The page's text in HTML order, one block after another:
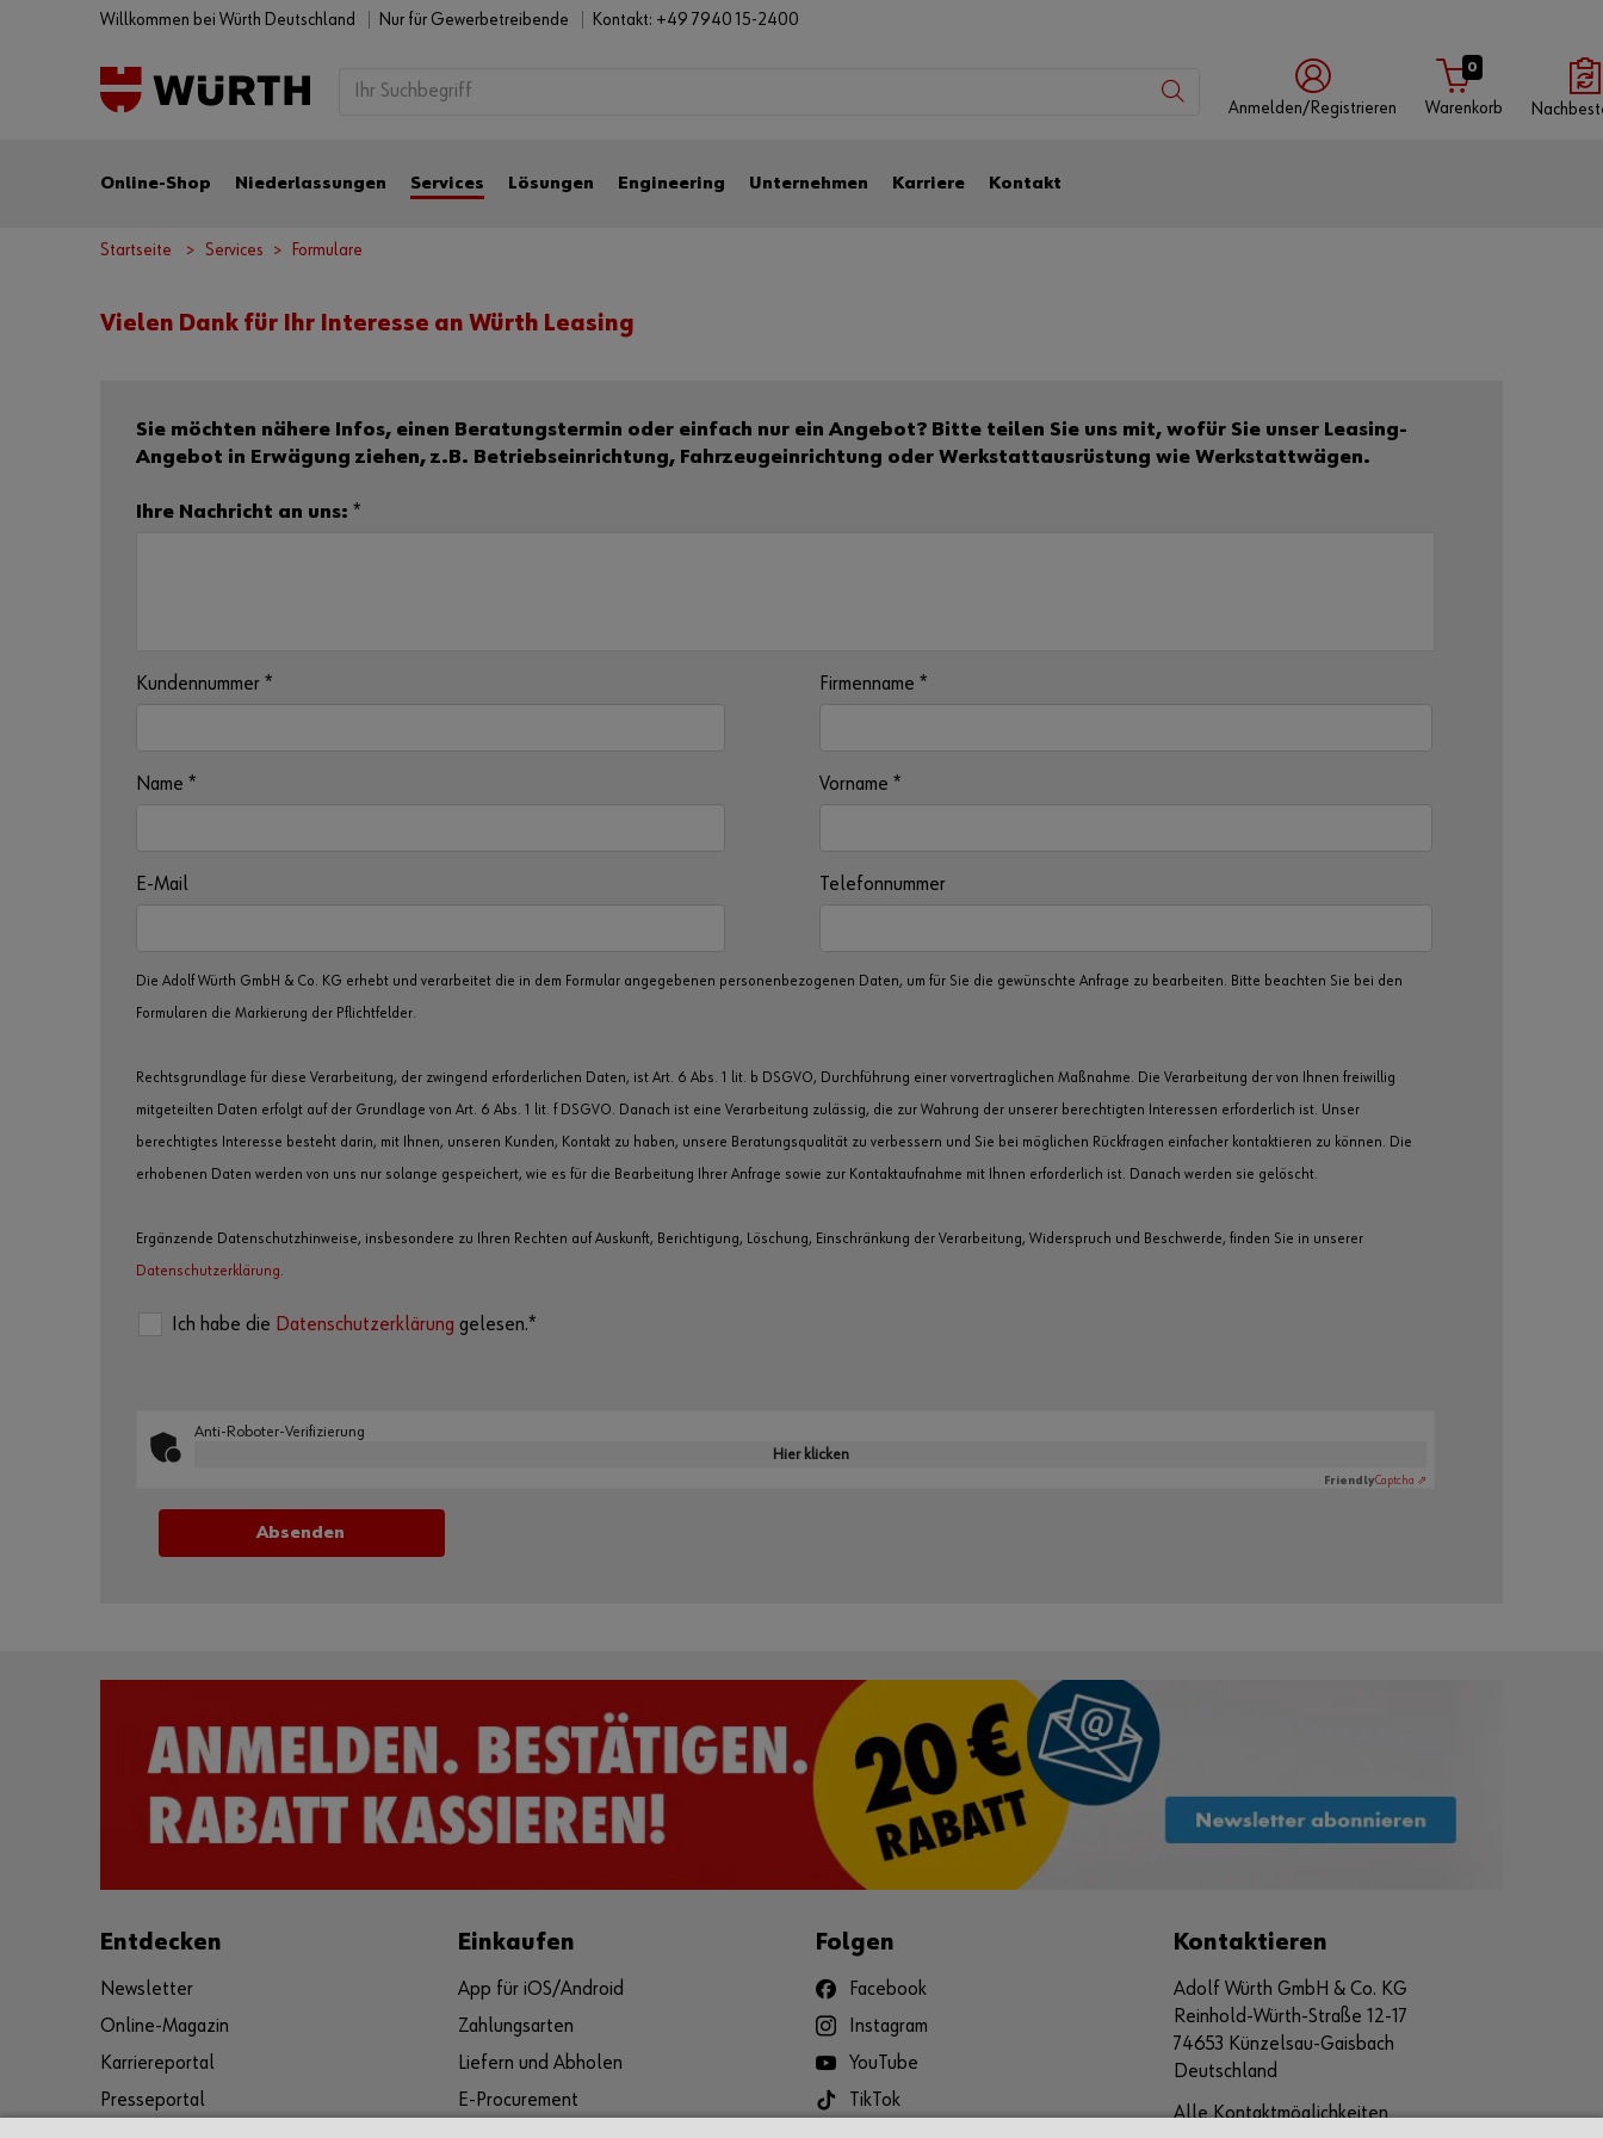
Willkommen bei Würth Deutschland Nur für Gewerbetreibende Kontakt: +49 7940 15-2400
Anmelden/Registrieren
registrieren?
können Sie sich
registrieren und
alle Funktionen
Shops nutzen.
Verkauf nur
0
Warenkorb
Online-Shop Niederlassungen Services Lösungen Engineering Unternehmen Karriere Kontakt
Startseite Services Formulare
Vielen Dank für Ihr Interesse an Würth Leasing
Sie möchten nähere Infos, einen Beratungstermin oder einfach nur ein Angebot? Bitte teilen Sie uns mit, wofür Sie unser Leasing-
Angebot in Erwägung ziehen, z.B. Betriebseinrichtung, Fahrzeugeinrichtung oder Werkstattausrüstung wie Werkstattwägen.
Ihre Nachricht an uns: *
Kundennummer *
Name *
E-Mail
Firmenname *
Vorname *
Telefonnummer
Die Adolf Würth GmbH & Co. KG erhebt und verarbeitet die in dem Formular angegebenen personenbezogenen Daten, um für Sie die gewünschte Anfrage zu bearbeiten. Bitte beachten Sie bei den
Formularen die Markierung der Pflichtfelder.
Rechtsgrundlage für diese Verarbeitung, der zwingend erforderlichen Daten, ist Art. 6 Abs. 1 lit. b DSGVO, Durchführung einer vorvertraglichen Maßnahme. Die Verarbeitung der von Ihnen freiwillig
mitgeteilten Daten erfolgt auf der Grundlage von Art. 6 Abs. 1 lit. f DSGVO. Danach ist eine Verarbeitung zulässig, die zur Wahrung der unserer berechtigten Interessen erforderlich ist. Unser
berechtigtes Interesse besteht darin, mit Ihnen, unseren Kunden, Kontakt zu haben, unsere Beratungsqualität zu verbessern und Sie bei möglichen Rückfragen einfacher kontaktieren zu können. Die
erhobenen Daten werden von uns nur solange gespeichert, wie es für die Bearbeitung Ihrer Anfrage sowie zur Kontaktaufnahme mit Ihnen erforderlich ist. Danach werden sie gelöscht.
Ergänzende Datenschutzhinweise, insbesondere zu Ihren Rechten auf Auskunft, Berichtigung, Löschung, Einschränkung der Verarbeitung, Widerspruch und Beschwerde, finden Sie in unserer
Datenschutzerklärung.
Ich habe die Datenschutzerklärung gelesen.*
Anti-Roboter-Verifizierung
Hier klicken
FriendlyCaptcha ⇗
Entdecken
Newsletter
Online-Magazin
Karriereportal
Presseportal
Einkaufen
App für iOS/Android
Zahlungsarten
Liefern und Abholen
E-Procurement
Folgen
Facebook
Instagram
YouTube
TikTok
Kontaktieren
Adolf Würth GmbH & Co. KG
Reinhold-Würth-Straße 12-17
74653 Künzelsau-Gaisbach
Deutschland
Alle Kontaktmöglichkeiten